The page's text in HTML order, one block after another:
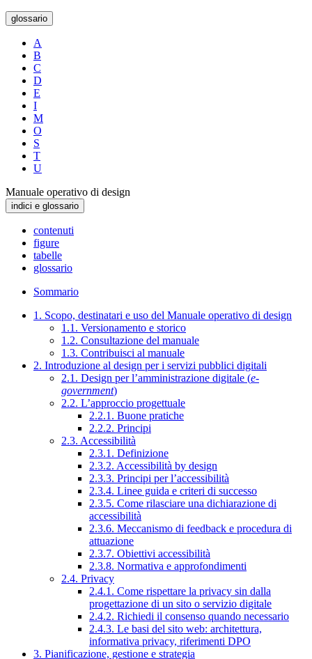
glossario
A
B
C
D
E
I
M
O
S
T
U
Manuale operativo di design
indici e glossario
contenuti
figure
tabelle
glossario
Sommario
1. Scopo, destinatari e uso del Manuale operativo di design
1.1. Versionamento e storico
1.2. Consultazione del manuale
1.3. Contribuisci al manuale
2. Introduzione al design per i servizi pubblici digitali
2.1. Design per l’amministrazione digitale (e-
government)
2.2. L’approccio progettuale
2.2.1. Buone pratiche
2.2.2. Principi
2.3. Accessibilità
2.3.1. Definizione
2.3.2. Accessibilità by design
2.3.3. Principi per l’accessibilità
2.3.4. Linee guida e criteri di successo
2.3.5. Come rilasciare una dichiarazione di
accessibilità
2.3.6. Meccanismo di feedback e procedura di
attuazione
2.3.7. Obiettivi accessibilità
2.3.8. Normativa e approfondimenti
2.4. Privacy
2.4.1. Come rispettare la privacy sin dalla
progettazione di un sito o servizio digitale
2.4.2. Richiedi il consenso quando necessario
2.4.3. Le basi del sito web: architettura,
informativa privacy, riferimenti DPO
3. Pianificazione, gestione e strategia